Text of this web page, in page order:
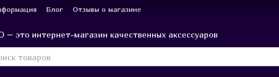
Блог Отзывы о магазине
– это интернет-магазин качественных аксессуаров